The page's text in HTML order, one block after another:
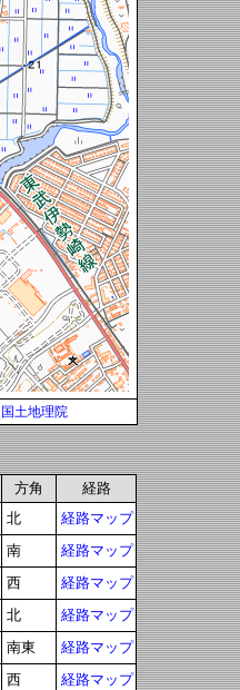
国土地理院
方角
経路
北
経路マップ
南
経路マップ
西
経路マップ
北
経路マップ
南東
経路マップ
西 経路マップ